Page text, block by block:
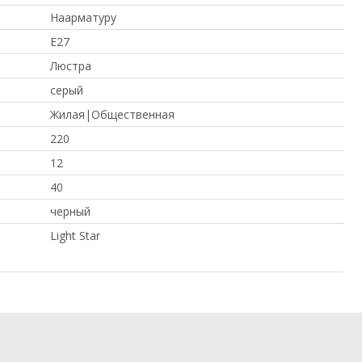
Наарматуру
E27
Люстра
серый
Жилая|Общественная
220
12
40
черный
Light Star